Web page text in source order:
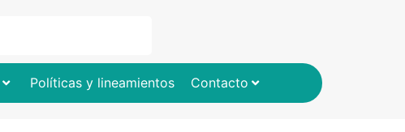
Políticas y lineamientos Contacto